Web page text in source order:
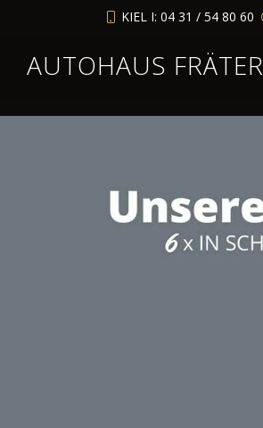
KIEL I: 04 31 / 54 80 60
AUTOHAUS FRÄTER